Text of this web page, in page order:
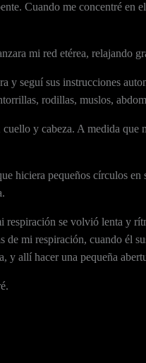
Cuando me concentré en
mi red etérea, relajando
y seguí sus instrucciones
rodillas, muslos,
y cabeza. A medida
hiciera pequeños círculos
respiración se volvió lenta y
de mi respiración, cuando él
y allí hacer una pequeña